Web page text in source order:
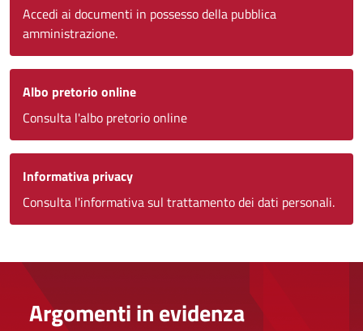
Accedi ai documenti in possesso della pubblica
amministrazione.
Albo pretorio online
Consulta l'albo pretorio online
Informativa privacy
Consulta l'informativa sul trattamento dei dati personali.
Argomenti in evidenza